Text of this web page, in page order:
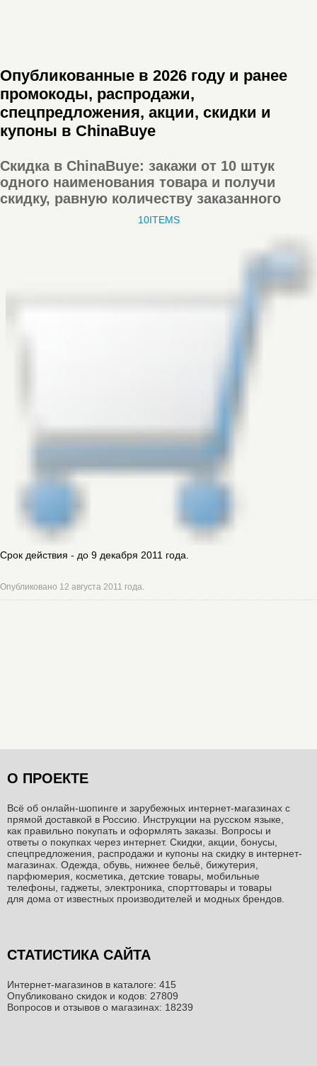
Опубликованные в 2026 году и ранее
промокоды, распродажи,
спецпредложения, акции, скидки и
купоны в ChinaBuye
Скидка в ChinaBuye: закажи от 10 штук
одного наименования товара и получи
скидку, равную количеству заказанного
10ITEMS
Срок действия - до 9 декабря 2011 года.
Опубликовано 12 августа 2011 года.
О ПРОЕКТЕ
Всё об онлайн-шопинге и зарубежных интернет-магазинах c
прямой доставкой в Россию. Инструкции на русском языке,
как правильно покупать и оформлять заказы. Вопросы и
ответы о покупках через интернет. Скидки, акции, бонусы,
спецпредложения, распродажи и купоны на скидку в интернет-
магазинах. Одежда, обувь, нижнее бельё, бижутерия,
парфюмерия, косметика, детские товары, мобильные
телефоны, гаджеты, электроника, спорттовары и товары
для дома от известных производителей и модных брендов.
СТАТИСТИКА САЙТА
Интернет-магазинов в каталоге: 415
Опубликовано скидок и кодов: 27809
Вопросов и отзывов о магазинах: 18239